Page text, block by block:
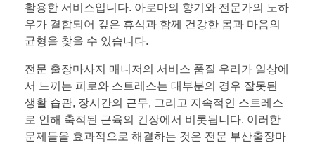
활용한 서비스입니다. 아로마의 향기와 전문가의 노하
우가 결합되어 깊은 휴식과 함께 건강한 몸과 마음의
균형을 찾을 수 있습니다.
전문 출장마사지 매니저의 서비스 품질 우리가 일상에
서 느끼는 피로와 스트레스는 대부분의 경우 잘못된
생활 습관, 장시간의 근무, 그리고 지속적인 스트레스
로 인해 축적된 근육의 긴장에서 비롯됩니다. 이러한
문제들을 효과적으로 해결하는 것은 전문 부산출장마